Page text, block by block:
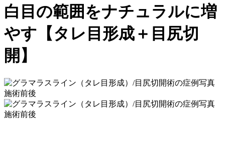
白目の範囲をナチュラルに増
やす【タレ目形成＋目尻切
開】